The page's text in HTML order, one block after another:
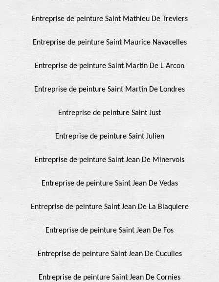
Entreprise de peinture Saint Mathieu De Treviers
Entreprise de peinture Saint Maurice Navacelles
Entreprise de peinture Saint Martin De L Arcon
Entreprise de peinture Saint Martin De Londres
Entreprise de peinture Saint Just
Entreprise de peinture Saint Julien
Entreprise de peinture Saint Jean De Minervois
Entreprise de peinture Saint Jean De Vedas
Entreprise de peinture Saint Jean De La Blaquiere
Entreprise de peinture Saint Jean De Fos
Entreprise de peinture Saint Jean De Cuculles
Entreprise de peinture Saint Jean De Cornies